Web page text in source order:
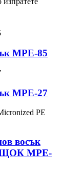
MPE-85
MPE-27
восък
MPE-